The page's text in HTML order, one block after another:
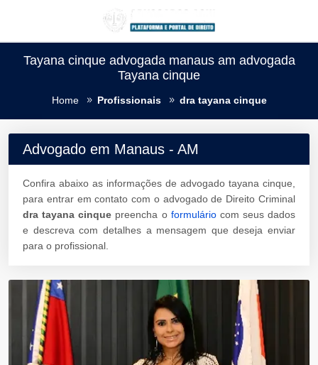
Tayana cinque advogada manaus am advogada
Tayana cinque
Home Profissionais dra tayana cinque
Advogado em Manaus - AM
Confira abaixo as informações de advogado tayana cinque,
para entrar em contato com o advogado de Direito Criminal
dra tayana cinque preencha o formuláriocom seus dados
e descreva com detalhes a mensagem que deseja enviar
para o profissional.